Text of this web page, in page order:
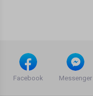
Facebook Messenger